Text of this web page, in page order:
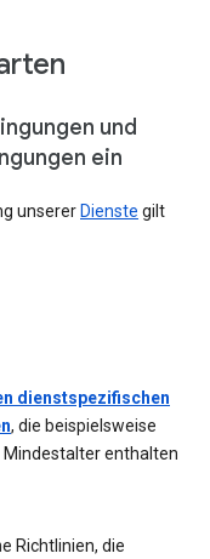
und
ein
unserer Dienste gilt
dienstspezifischen
, die beispielsweise
enthalten
Richtlinien, die